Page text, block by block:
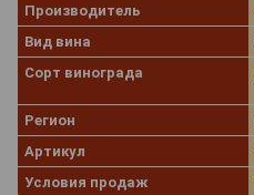
Производитель
Вид вина
Сорт винограда
Регион
Артикул
Условия продаж